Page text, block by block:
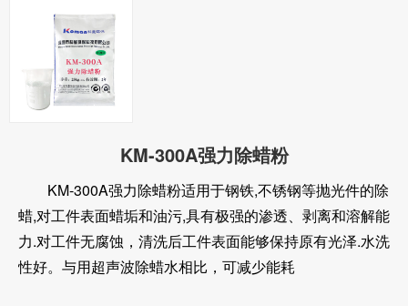
KM-300A强力除蜡粉
KM-300A强力除蜡粉适用于钢铁,不锈钢等抛光件的除
蜡,对工件表面蜡垢和油污,具有极强的渗透、剥离和溶解能
力.对工件无腐蚀，清洗后工件表面能够保持原有光泽.水洗
性好。与用超声波除蜡水相比，可减少能耗